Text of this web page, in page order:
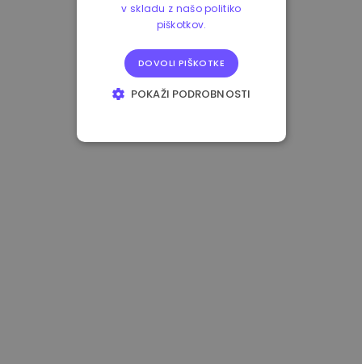
v skladu z našo politiko
piškotkov.
DOVOLI PIŠKOTKE
POKAŽI PODROBNOSTI